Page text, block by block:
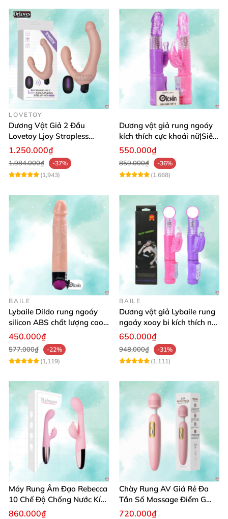
LOVETOY
Dương Vật Giả 2 Đầu
Lovetoy Ljoy Strapless
Rung ĐKTX Siêu Mạnh
1.250.000₫
1.984.000₫
-37%
(1,943)
Dương vật giả rung ngoáy
kích thích cực khoái nữ|Siêu
phẩm
550.000₫
859.000₫
-36%
(1,668)
BAILE
Lybaile Dildo rung ngoáy
silicon ABS chất lượng cao
kích thước chuẩn
450.000₫
577.000₫
-22%
(1,119)
BAILE
Dương vật giả Lybaile rung
ngoáy xoay bi kích thích nữ
thủ dâm
650.000₫
948.000₫
-31%
(1,111)
Máy Rung Âm Đạo Rebecca
10 Chế Độ Chống Nước Kích
Thích Điểm G
860.000₫
Chày Rung AV Giá Rẻ Đa
Tần Số Massage Điểm G
Mát Xa Âm Vật
720.000₫